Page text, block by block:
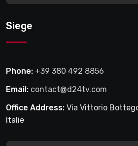
Siege
Phone: +39 380 492 8856
Email: contact@d24tv.com
Office Address: Via Vittorio
Italie